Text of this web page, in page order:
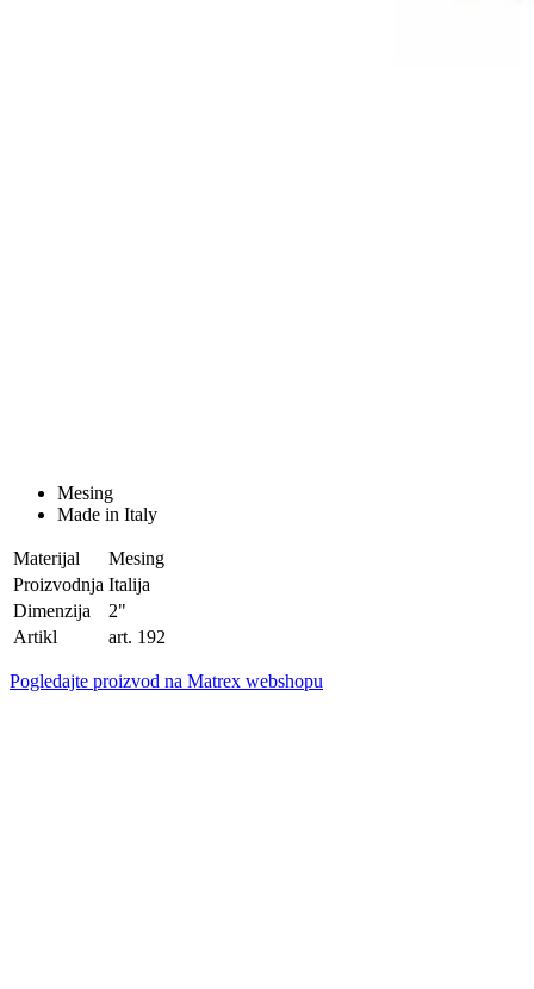
Mesing
Made in Italy
Materijal
Mesing
Proizvodnja Italija
Dimenzija
2"
Artikl
art. 192
Pogledajte proizvod na Matrex webshopu